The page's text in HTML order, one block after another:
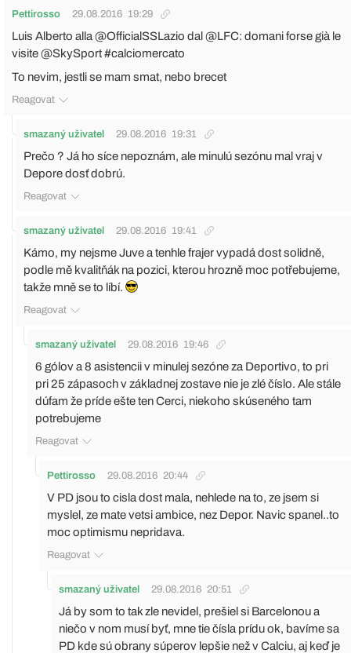
Pettirosso 29.08.2016 19:29
Luis Alberto alla @OfficialSSLazio dal @LFC: domani forse già le
visite @SkySport #calciomercato
To nevim, jestli se mam smat, nebo brecet
Reagovat
smazaný uživatel 29.08.2016 19:31
Prečo ? Já ho síce nepoznám, ale minulú sezónu mal vraj v
Depore dosť dobrú.
Reagovat
smazaný uživatel 29.08.2016 19:41
Kámo, my nejsme Juve a tenhle frajer vypadá dost solidně,
podle mě kvalitňák na pozici, kterou hrozně moc potřebujeme,
takže mně se to líbí.
Reagovat
smazaný uživatel 29.08.2016 19:46
6 gólov a 8 asistencii v minulej sezóne za Deportivo, to pri
pri 25 zápasoch v základnej zostave nie je zlé číslo. Ale stále
dúfam že príde ešte ten Cerci, niekoho skúseného tam
potrebujeme
Reagovat
Pettirosso 29.08.2016 20:44
V PD jsou to cisla dost mala, nehlede na to, ze jsem si
myslel, ze mate vetsi ambice, nez Depor. Navic spanel..to
moc optimismu nepridava.
Reagovat
smazaný uživatel 29.08.2016 20:51
Já by som to tak zle nevidel, prešiel si Barcelonou a
niečo v nom musí byť, mne tie čísla prídu ok, bavíme sa
PD kde sú obrany súperov lepšie než v Calciu, aj keď je